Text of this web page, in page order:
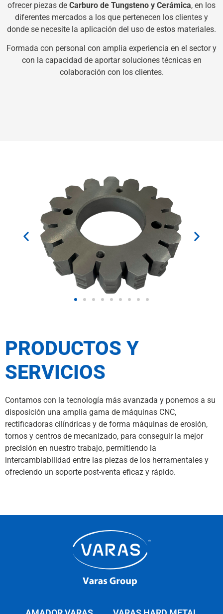
ofrecer piezas de Carburo de Tungsteno y Cerámica, en los
diferentes mercados a los que pertenecen los clientes y
donde se necesite la aplicación del uso de estos materiales.
Formada con personal con amplia experiencia en el sector y
con la capacidad de aportar soluciones técnicas en
colaboración con los clientes.
PRODUCTOS Y
SERVICIOS
Contamos con la tecnología más avanzada y ponemos a su
disposición una amplia gama de máquinas CNC,
rectificadoras cilíndricas y de forma máquinas de erosión,
tornos y centros de mecanizado, para conseguir la mejor
precisión en nuestro trabajo, permitiendo la
intercambiabilidad entre las piezas de los herramentales y
ofreciendo un soporte post-venta eficaz y rápido.